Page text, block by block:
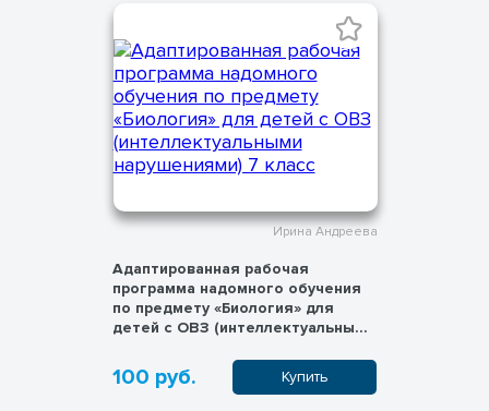
Ирина Андреева
Адаптированная рабочая
программа надомного обучения
по предмету «Биология» для
детей с ОВЗ (интеллектуальными
100 руб. Купить